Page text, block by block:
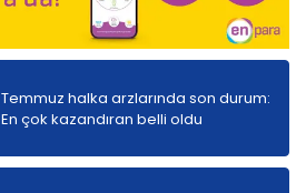
Temmuz halka arzlarında son durum:
En çok kazandıran belli oldu